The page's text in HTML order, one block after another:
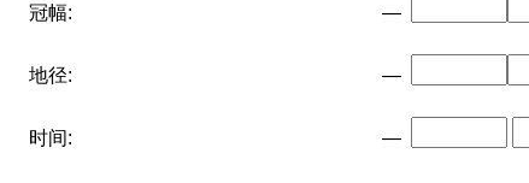
冠幅: —
地径: —
时间: —